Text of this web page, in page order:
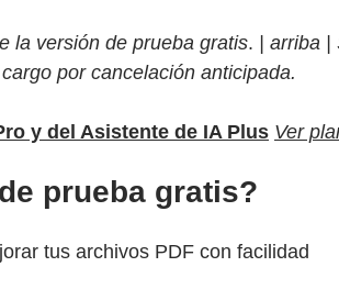
la versión de prueba gratis.
| arriba
por cancelación anticipada.
y del Asistente de IA Plus Ver
prueba gratis?
tus archivos PDF con facilidad